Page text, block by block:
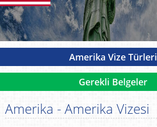
Amerika Vize Türleri
Gerekli Belgeler
Amerika - Amerika Vizesi